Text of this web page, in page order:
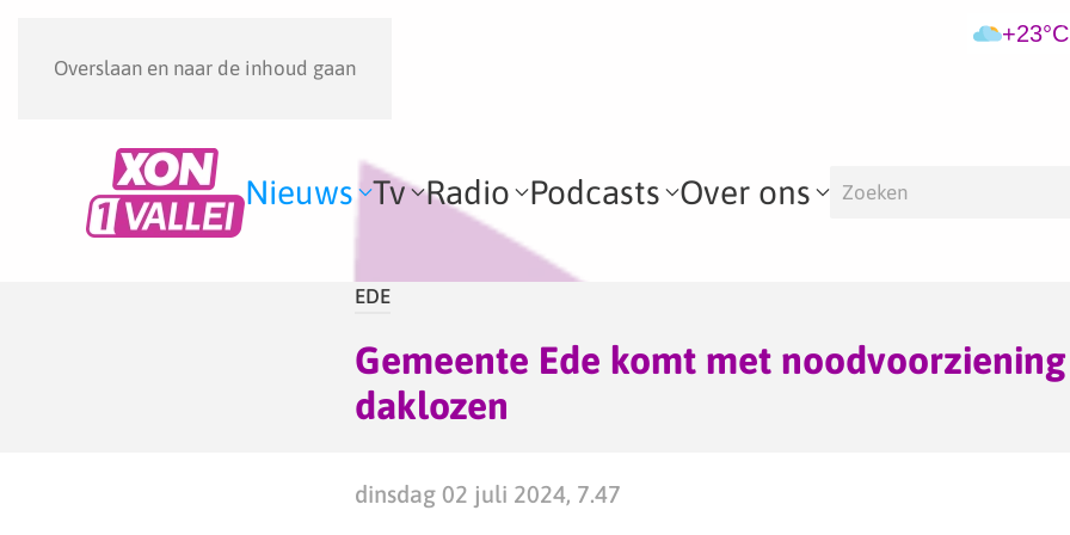
Overslaan en naar de inhoud gaan
+23°C
Nieuws Tv Radio Podcasts Over ons
EDE
Gemeente Ede komt met
daklozen
dinsdag 02 juli 2024, 7.47